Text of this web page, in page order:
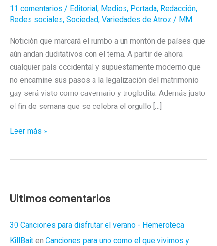
11 comentarios / Editorial , Medios, Portada, Redacción,
Redes sociales, Sociedad, Variedades de Atroz / MM
Notición que marcará el rumbo a un montón de países que
aún andan duditativos con el tema. A partir de ahora
cualquier país occidental y supuestamente moderno que
no encamine sus pasos a la legalización del matrimonio
gay será visto como cavernario y troglodita. Además justo
el fin de semana que se celebra el orgullo […]
Paso
Constitucional
el
matrimonio
Leer más »
Ultimos comentarios
30 Canciones para disfrutar el verano - Hemeroteca
KillBait en Canciones para uno como el que vivimos y